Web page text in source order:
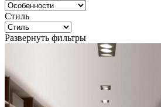
Стиль
Развернуть фильтры